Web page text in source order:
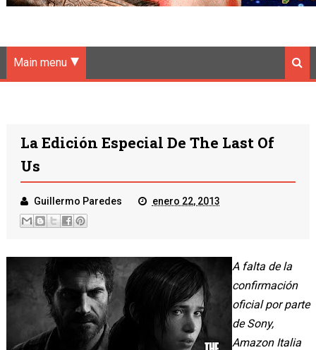
Main menu
La Edición Especial De The Last Of
Us
Guillermo Paredes enero 22, 2013
A falta de la
confirmación
oficial por parte
de Sony,
Amazon Italia